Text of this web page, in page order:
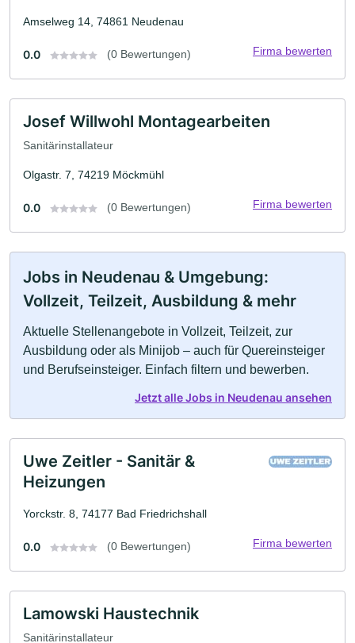
Amselweg 14, 74861 Neudenau
0.0 (0 Bewertungen) Firma bewerten
Josef Willwohl Montagearbeiten
Sanitärinstallateur
Olgastr. 7, 74219 Möckmühl
0.0 (0 Bewertungen) Firma bewerten
Jobs in Neudenau & Umgebung:
Vollzeit, Teilzeit, Ausbildung & mehr
Aktuelle Stellenangebote in Vollzeit, Teilzeit, zur
Ausbildung oder als Minijob – auch für Quereinsteiger
und Berufseinsteiger. Einfach filtern und bewerben.
Jetzt alle Jobs in Neudenau ansehen
Uwe Zeitler - Sanitär &
Heizungen
Yorckstr. 8, 74177 Bad Friedrichshall
0.0 (0 Bewertungen) Firma bewerten
Lamowski Haustechnik
Sanitärinstallateur